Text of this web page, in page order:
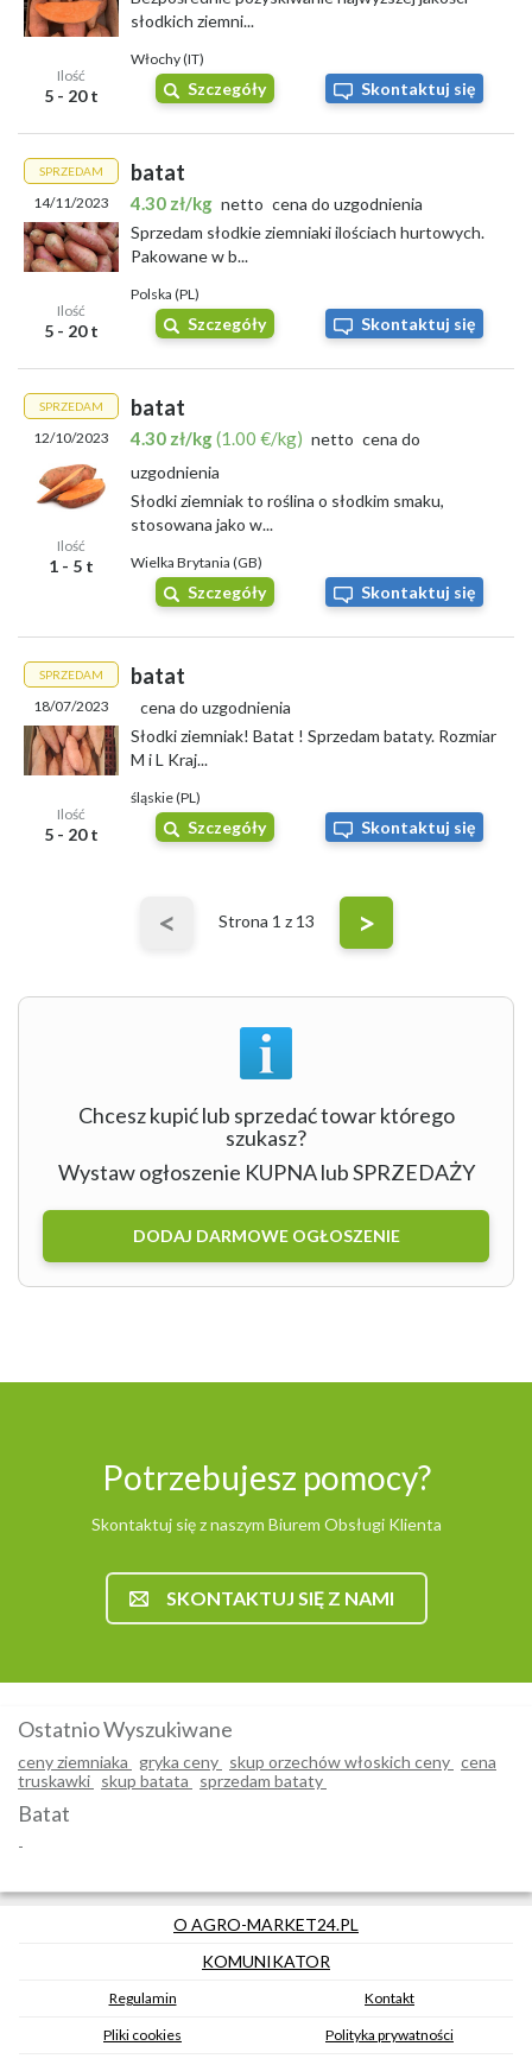
Ilość
5 - 20 t
słodkich ziemni...
Włochy (IT)
Szczegóły Skontaktuj się
SPRZEDAM
14/11/2023
Ilość
5 - 20 t
batat
4.30 zł/kg netto cena do uzgodnienia
Sprzedam słodkie ziemniaki ilościach hurtowych.
Pakowane w b...
Polska (PL)
Szczegóły Skontaktuj się
SPRZEDAM
12/10/2023
Ilość
1 - 5 t
batat
4.30 zł/kg(1.00 €/kg) netto cena do
uzgodnienia
Słodki ziemniak to roślina o słodkim smaku,
stosowana jako w...
Wielka Brytania (GB)
Szczegóły Skontaktuj się
SPRZEDAM
18/07/2023
Ilość
5 - 20 t
batat
cena do uzgodnienia
Słodki ziemniak! Batat ! Sprzedam bataty. Rozmiar
M i L Kraj...
śląskie (PL)
Szczegóły Skontaktuj się
< Strona 1 z 13 >
Chcesz kupić lub sprzedać towar którego
szukasz?
Wystaw ogłoszenie KUPNA lub SPRZEDAŻY
DODAJ DARMOWE OGŁOSZENIE
Potrzebujesz pomocy?
Skontaktuj się z naszym Biurem Obsługi Klienta
SKONTAKTUJ SIĘ Z NAMI
Ostatnio Wyszukiwane
ceny ziemniaka gryka ceny skup orzechów włoskich ceny cena
truskawki skup batata sprzedam bataty
Batat
-
O AGRO-MARKET24.PL
KOMUNIKATOR
Regulamin Kontakt
Pliki cookies Polityka prywatności